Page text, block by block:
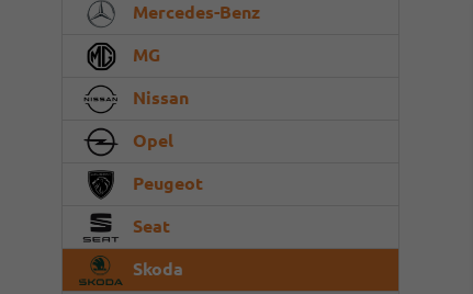
Mercedes-Benz
MG
Nissan
Opel
Peugeot
Seat
Skoda